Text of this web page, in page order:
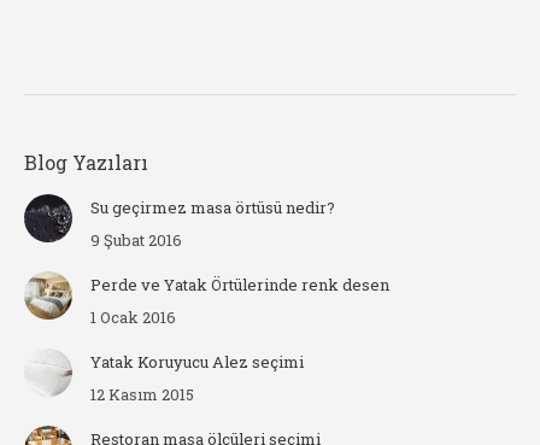
Blog Yazıları
Su geçirmez masa örtüsü nedir?
9 Şubat 2016
Perde ve Yatak Örtülerinde renk desen
1 Ocak 2016
Yatak Koruyucu Alez seçimi
12 Kasım 2015
Restoran masa ölçüleri seçimi